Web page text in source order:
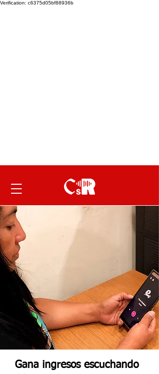
Verification: c6375d05bf88936b
Gana ingresos escuchando